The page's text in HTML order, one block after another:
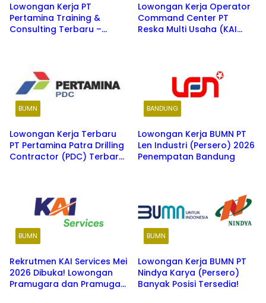
Lowongan Kerja PT
Pertamina Training &
Consulting Terbaru –
Lowongan Kerja Operator
Command Center PT
Reska Multi Usaha (KAI
BUMN
Lowongan Kerja Terbaru
PT Pertamina Patra Drilling
Contractor (PDC) Terbaru
BANDUNG
Lowongan Kerja BUMN PT
Len Industri (Persero) 2026
Penempatan Bandung
BUMN
Rekrutmen KAI Services Mei
2026 Dibuka! Lowongan
Pramugara dan Pramugari
BUMN
Lowongan Kerja BUMN PT
Nindya Karya (Persero)
Banyak Posisi Tersedia!